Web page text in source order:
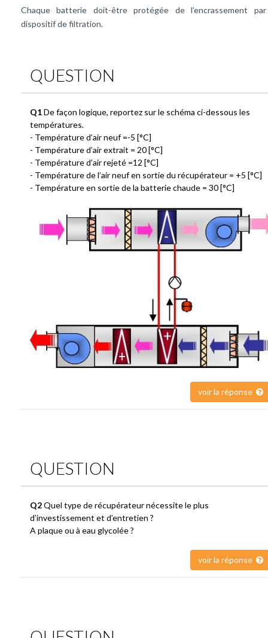
Chaque batterie doit-être protégée de l’encrassement
dispositif de filtration.
QUESTION
Q1De façon logique, reportez sur le schéma ci-dessous les
températures.
- Température d’air neuf =-5 [°C]
- Température d’air extrait = 20 [°C]
- Température d’air rejeté =12 [°C]
- Température de l’air neuf en sortie du récupérateur = +5 [°C]
- Température en sortie de la batterie chaude = 30 [°C]
voir la réponse
QUESTION
Q2Quel type de récupérateur nécessite le plus
d’investissement et d’entretien ?
A plaque ou à eau glycolée ?
voir la réponse